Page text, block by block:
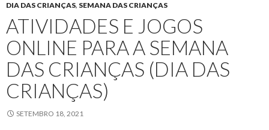
DIA DAS CRIANÇAS, SEMANA DAS CRIANÇAS
ATIVIDADES E JOGOS
ONLINE PARA A SEMANA
DAS CRIANÇAS (DIA DAS
CRIANÇAS)
SETEMBRO 18, 2021